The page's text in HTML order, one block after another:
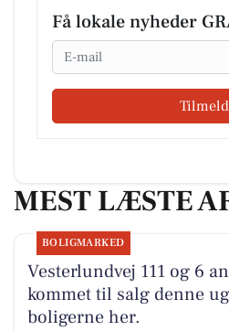
Få lokale nyheder
Email
Tilmeld
MEST LÆSTE
BOLIGMARKED
Vesterlundvej 111 og 6
kommet til salg denne
boligerne her.